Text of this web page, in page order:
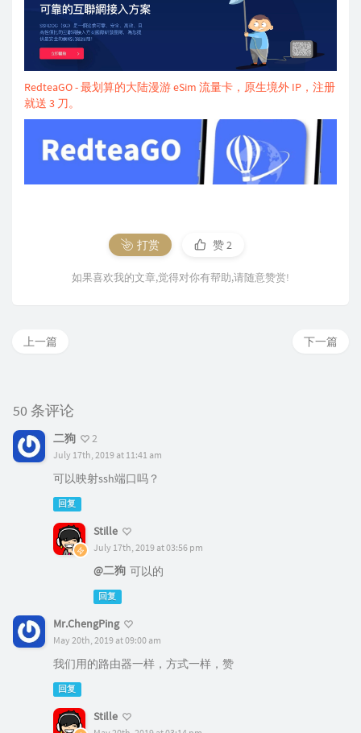
RedteaGO - 最划算的大陆漫游 eSim 流量卡，原生境外 IP，注册
就送 3 刀。
打赏 赞2
如果喜欢我的文章,觉得对你有帮助,请随意赞赏!
下一篇
上一篇
50 条评论
二狗 2
July 17th, 2019 at 11:41 am
可以映射ssh端口吗？
回复
Stille
July 17th, 2019 at 03:56 pm
@二狗 可以的
回复
Mr.ChengPing
May 20th, 2019 at 09:00 am
我们用的路由器一样，方式一样，赞
回复
Stille